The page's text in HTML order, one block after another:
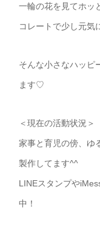
一輪の花を見てホッ
コレートで少し元気
そんな小さなハッピ
ます♡
＜現在の活動状況＞
家事と育児の傍、ゆ
製作してます^^
LINEスタンプや
中！